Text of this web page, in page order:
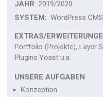
JAHR 2019/2020
SYSTEM: WordPress CMS
EXTRAS/
Portfolio (Projekte), Layer
Plugins Yoast u.a.
UNSERE AUFGABEN
Konzeption